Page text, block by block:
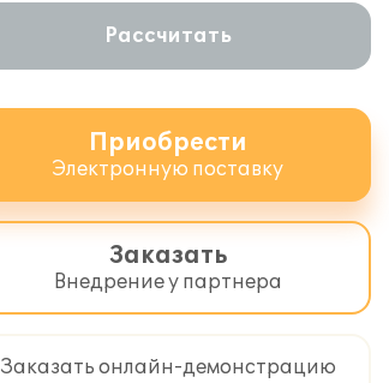
Рассчитать
Приобрести
Электронную поставку
Заказать
Внедрение у партнера
Заказать онлайн-демонстрацию